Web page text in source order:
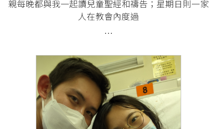
親每晚都與我一起讀兒童聖經和禱告；星期日則一家
人在教會內度過
…